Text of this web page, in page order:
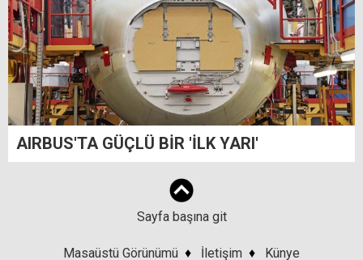
AIRBUS'TA GÜÇLÜ BİR 'İLK YARI'
Sayfa başına git
Masaüstü Görünümü ♦ İletişim ♦ Künye